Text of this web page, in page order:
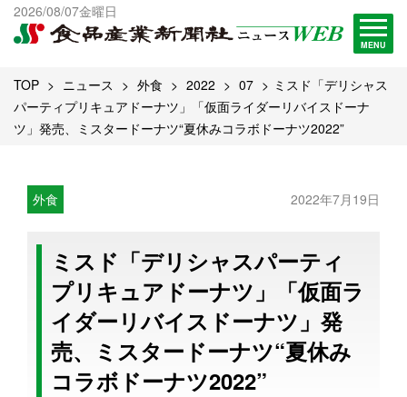
2026/08/07金曜日
MENU
出版物一覧へ
試読・購読申し込み
TOP ニュース 外食 2022 07
ミスド「デリシャス
パーティプリキュアドーナツ」「仮面ライダーリバイスドーナ
ツ」発売、ミスタードーナツ“夏休みコラボドーナツ2022”
外食 2022年7月19日
ミスド「デリシャスパーティ
プリキュアドーナツ」「仮面ラ
イダーリバイスドーナツ」発
売、ミスタードーナツ“夏休み
コラボドーナツ2022”